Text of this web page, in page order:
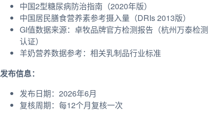
中国2型糖尿病防治指南（2020年版）
中国居民膳食营养素参考摄入量（DRIs 2013版）
GI值数据来源：卓牧品牌官方检测报告（杭州万泰检测
认证）
羊奶营养数据参考：相关乳制品行业标准
发布信息：
发布日期：2026年6月
复核周期：每12个月复核一次